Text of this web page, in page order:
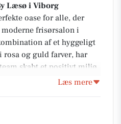
Læsø i Viborg
oase for alle, der
frisørsalon i
af et hyggeligt
og guld farver, har
skabt et positivt miljø,
smil og stor ekspertise.
rådgivning om hårpleje
Læs mere